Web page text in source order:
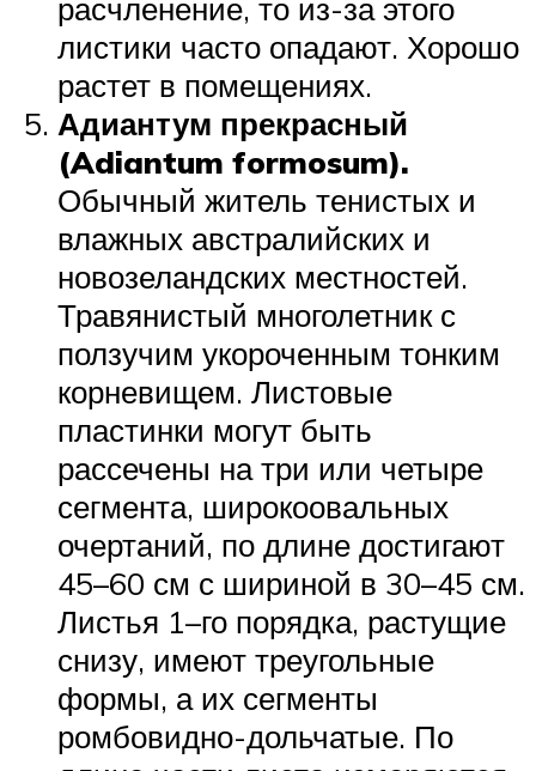
расчленение, то из-за этого
листики часто опадают. Хорошо
растет в помещениях.
Адиантум прекрасный
(Adiantum formosum).
Обычный житель тенистых и
влажных австралийских и
новозеландских местностей.
Травянистый многолетник с
ползучим укороченным тонким
корневищем. Листовые
пластинки могут быть
рассечены на три или четыре
сегмента, широкоовальных
очертаний, по длине достигают
45–60 см с шириной в 30–45 см.
Листья 1–го порядка, растущие
снизу, имеют треугольные
формы, а их сегменты
ромбовидно-дольчатые. По